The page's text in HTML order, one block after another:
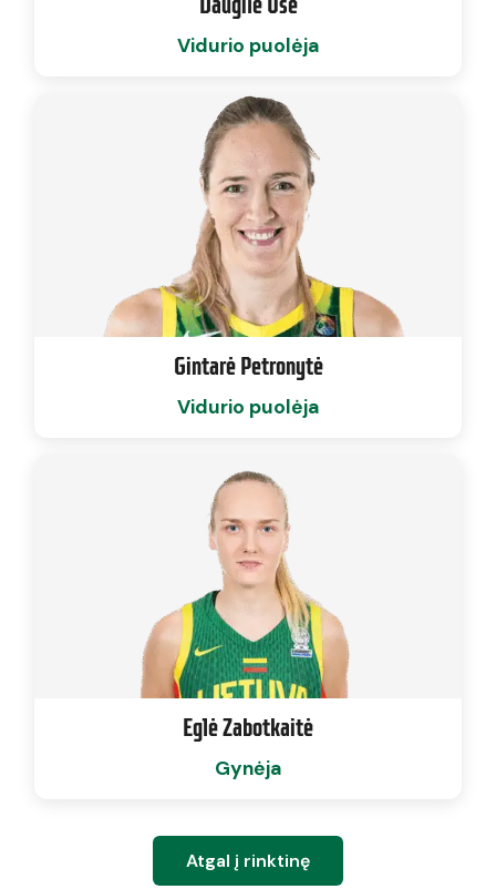
Vidurio puolėja
Gintarė Petronytė
Vidurio puolėja
Eglė Zabotkaitė
Gynėja
Atgal į rinktinę